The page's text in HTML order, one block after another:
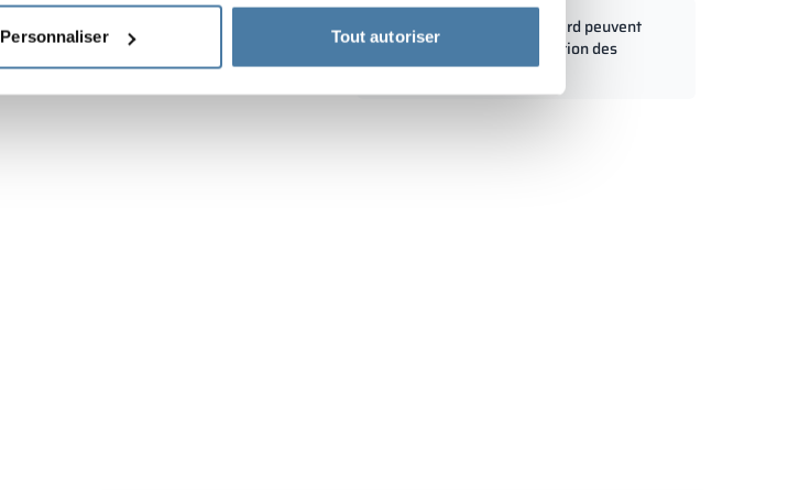
Personnaliser Tout autoriser
Largeur verticale : 400 mm
Profondeur : 490 mm
Les dimensions standard peuvent
être modifiées en fonction des
besoins du client